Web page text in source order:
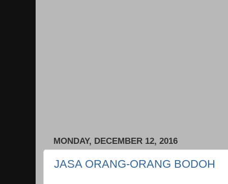
MONDAY, DECEMBER 12, 2016
JASA ORANG-ORANG BODOH